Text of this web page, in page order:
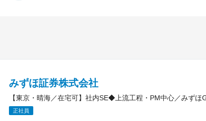
みずほ証券株式会社
【東京・晴海／在宅可】社内SE◆上流工程・PM中心／みずほ
正社員